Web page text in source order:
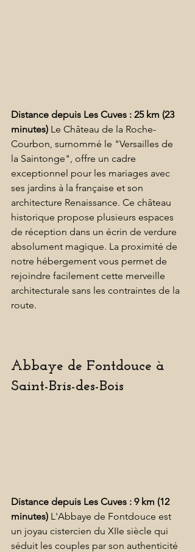
Distance depuis Les Cuves : 25 km (23
minutes) Le Château de la Roche-
Courbon, surnommé le "Versailles de
la Saintonge", offre un cadre
exceptionnel pour les mariages avec
ses jardins à la française et son
architecture Renaissance. Ce château
historique propose plusieurs espaces
de réception dans un écrin de verdure
absolument magique. La proximité de
notre hébergement vous permet de
rejoindre facilement cette merveille
architecturale sans les contraintes de la
route.
Abbaye de Fontdouce à
Saint-Bris-des-Bois
Distance depuis Les Cuves : 9 km (12
minutes) L'Abbaye de Fontdouce est
un joyau cistercien du XIIe siècle qui
séduit les couples par son authenticité